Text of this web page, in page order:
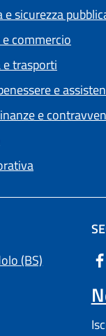
e sicurezza
commercio
trasporti
e
e
(BS) (apre in